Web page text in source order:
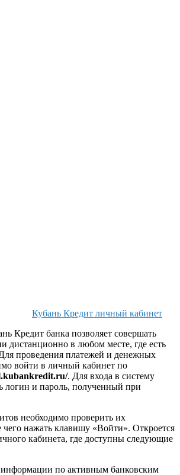
Кубань Кредит личный кабинет
Кредит банка позволяет совершать
дистанционно в любом месте, где есть
проведения платежей и денежных
войти в личный кабинет по
. Для входа в систему
логин и пароль, полученный при
необходимо проверить их
чего нажать клавишу «Войти». Откроется
кабинета, где доступны следующие
по активным банковским